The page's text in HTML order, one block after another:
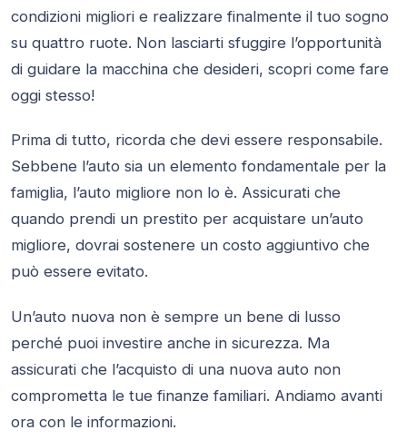
condizioni migliori e realizzare finalmente il tuo sogno
su quattro ruote. Non lasciarti sfuggire l’opportunità
di guidare la macchina che desideri, scopri come fare
oggi stesso!
Prima di tutto, ricorda che devi essere responsabile.
Sebbene l’auto sia un elemento fondamentale per la
famiglia, l’auto migliore non lo è. Assicurati che
quando prendi un prestito per acquistare un’auto
migliore, dovrai sostenere un costo aggiuntivo che
può essere evitato.
Un’auto nuova non è sempre un bene di lusso
perché puoi investire anche in sicurezza. Ma
assicurati che l’acquisto di una nuova auto non
comprometta le tue finanze familiari. Andiamo avanti
ora con le informazioni.